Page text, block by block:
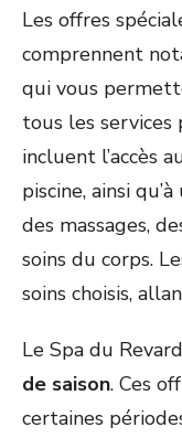
Les offres
comprennent
qui vous
tous les services
incluent l’accès
piscine, ainsi
des massages,
soins du corps.
soins choisis,
Le Spa du
de saison. Ces
certaines